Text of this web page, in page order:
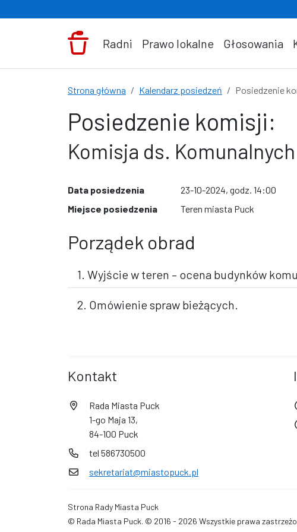
Radni Prawo lokalne Głosowania
Strona główna Kalendarz posiedzeń Posiedzenie
Posiedzenie komisji:
Komisja ds. Komunalnych
Data posiedzenia
23-10-2024, godz. 14:00
Miejsce posiedzenia
Teren miasta Puck
Porządek obrad
1. Wyjście w teren – ocena budynków
2. Omówienie spraw bieżących.
Kontakt
Rada Miasta Puck
1-go Maja 13,
84-100 Puck
tel 586730500
sekretariat@miastopuck.pl
Strona Rady Miasta Puck
© Rada Miasta Puck. © 2016 - 2026 Wszystkie prawa